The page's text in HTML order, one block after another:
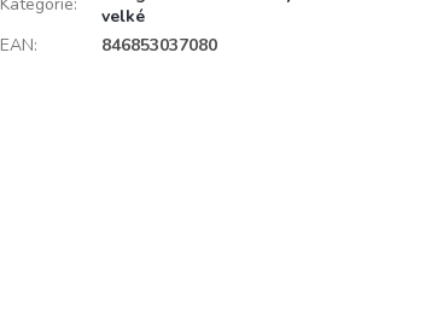
velké
EAN: 846853037080